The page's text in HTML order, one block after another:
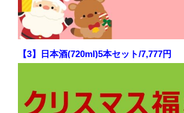
【3】日本酒(720ml)5本セット/7,777円